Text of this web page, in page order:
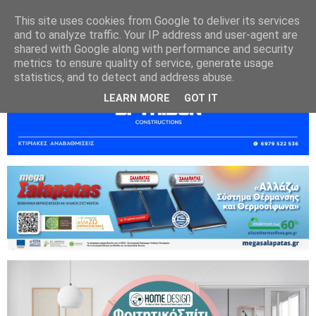
This site uses cookies from Google to deliver its services
and to analyze traffic. Your IP address and user-agent are
shared with Google along with performance and security
metrics to ensure quality of service, generate usage
statistics, and to detect and address abuse.
LEARN MORE GOT IT